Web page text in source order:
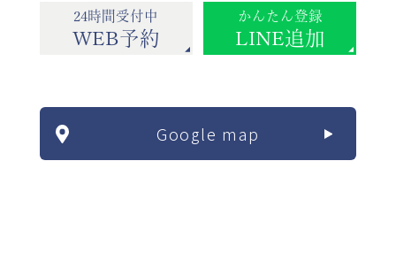
24時間受付中
WEB予約
かんたん登録
LINE追加
Google map